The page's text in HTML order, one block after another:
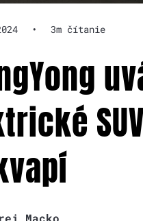
• 3m čítanie
Macko